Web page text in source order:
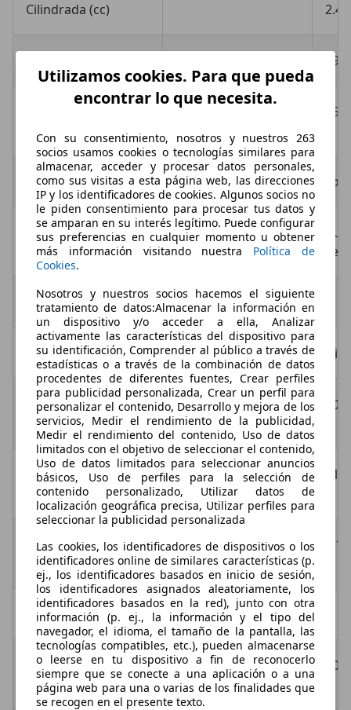
Utilizamos cookies. Para que pueda
encontrar lo que necesita.
Con su consentimiento, nosotros y nuestros 263
socios usamos cookies o tecnologías similares para
almacenar, acceder y procesar datos personales,
como sus visitas a esta página web, las direcciones
IP y los identificadores de cookies. Algunos socios no
le piden consentimiento para procesar tus datos y
se amparan en su interés legítimo. Puede configurar
sus preferencias en cualquier momento u obtener
más información visitando nuestra Política de
Cookies.
Nosotros y nuestros socios hacemos el siguiente
tratamiento de datos:Almacenar la información en
un dispositivo y/o acceder a ella, Analizar
activamente las características del dispositivo para
su identificación, Comprender al público a través de
estadísticas o a través de la combinación de datos
procedentes de diferentes fuentes, Crear perfiles
para publicidad personalizada, Crear un perfil para
personalizar el contenido, Desarrollo y mejora de los
servicios, Medir el rendimiento de la publicidad,
Medir el rendimiento del contenido, Uso de datos
limitados con el objetivo de seleccionar el contenido,
Uso de datos limitados para seleccionar anuncios
básicos, Uso de perfiles para la selección de
contenido personalizado, Utilizar datos de
localización geográfica precisa, Utilizar perfiles para
seleccionar la publicidad personalizada
Las cookies, los identificadores de dispositivos o los
identificadores online de similares características (p.
ej., los identificadores basados en inicio de sesión,
los identificadores asignados aleatoriamente, los
identificadores basados en la red), junto con otra
información (p. ej., la información y el tipo del
navegador, el idioma, el tamaño de la pantalla, las
tecnologías compatibles, etc.), pueden almacenarse
o leerse en tu dispositivo a fin de reconocerlo
siempre que se conecte a una aplicación o a una
página web para una o varias de los finalidades que
se recogen en el presente texto.
Cilindrada (cc)
190
(Nm/rpm)
Tracción
Transmisión
Consumo
Combustible
Urbano/Carretera/Combinado
(l/100km)
Emisiones CO2
(gr/km)
Consumo durante
test (l/100km)
9,1
Características
Aceleración 0-100
km/h (s)
10,5